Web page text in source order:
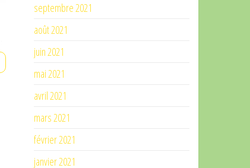
septembre 2021
août 2021
juin 2021
mai 2021
avril 2021
mars 2021
février 2021
janvier 2021